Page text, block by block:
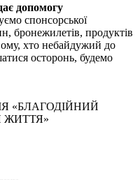
допомогу
спонсорської
бронежилетів, продуктів
хто небайдужий до
осторонь, будемо
«БЛАГОДІЙНИЙ
ЖИТТЯ»